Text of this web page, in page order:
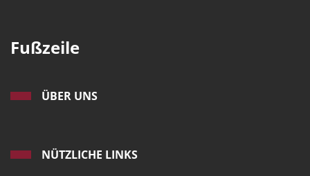
Fußzeile
ÜBER UNS
NÜTZLICHE LINKS